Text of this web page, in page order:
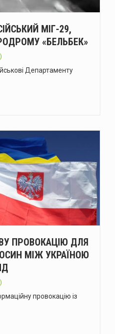
МІГ-29,
«БЕЛЬБЕК»
Департаменту
ПРОВОКАЦІЮ ДЛЯ
МІЖ УКРАЇНОЮ
провокацію із